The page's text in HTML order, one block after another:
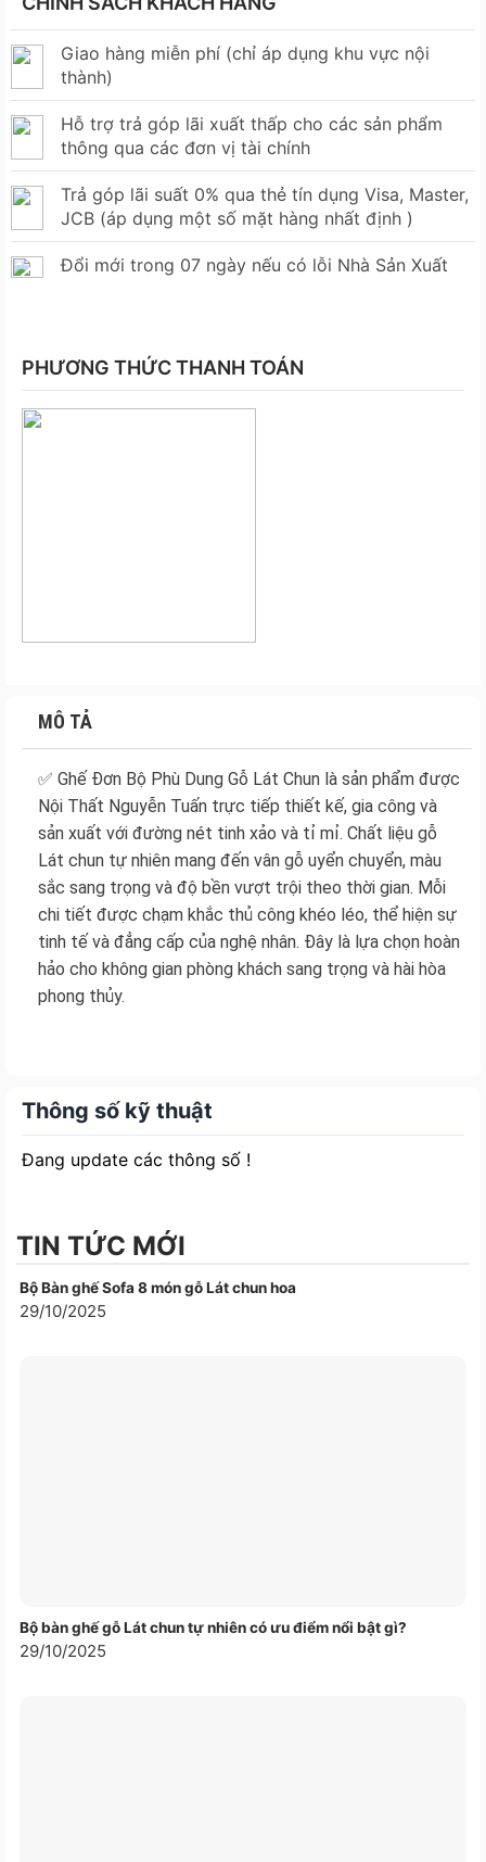
Giao hàng miễn phí (chỉ áp dụng khu vực nội
thành)
Hỗ trợ trả góp lãi xuất thấp cho các sản phẩm
thông qua các đơn vị tài chính
Trả góp lãi suất 0% qua thẻ tín dụng Visa, Master,
JCB (áp dụng một số mặt hàng nhất định )
Đổi mới trong 07 ngày nếu có lỗi Nhà Sản Xuất
PHƯƠNG THỨC THANH TOÁN
MÔ TẢ
✅ Ghế Đơn Bộ Phù Dung Gỗ Lát Chun là sản phẩm được
Nội Thất Nguyễn Tuấn trực tiếp thiết kế, gia công và
sản xuất với đường nét tinh xảo và tỉ mỉ. Chất liệu gỗ
Lát chun tự nhiên mang đến vân gỗ uyển chuyển, màu
sắc sang trọng và độ bền vượt trội theo thời gian. Mỗi
chi tiết được chạm khắc thủ công khéo léo, thể hiện sự
tinh tế và đẳng cấp của nghệ nhân. Đây là lựa chọn hoàn
hảo cho không gian phòng khách sang trọng và hài hòa
phong thủy.
Thông số kỹ thuật
Đang update các thông số !
TIN TỨC MỚI
Bộ Bàn ghế Sofa 8 món gỗ Lát chun hoa
29/10/2025
Bộ bàn ghế gỗ Lát chun tự nhiên có ưu điểm nổi bật gì?
29/10/2025